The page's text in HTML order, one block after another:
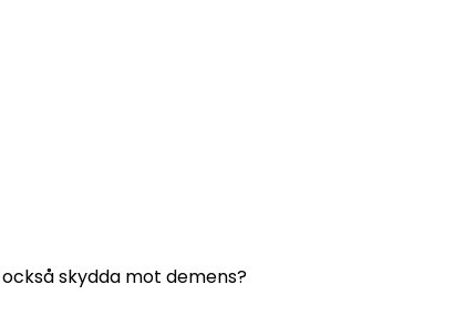
skydda mot demens?